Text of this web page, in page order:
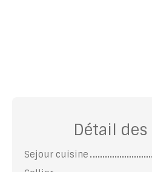
Détail des
Sejour cuisine